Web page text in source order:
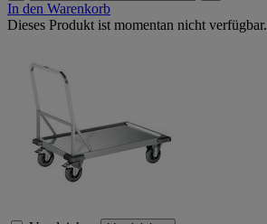
In den Warenkorb
Dieses Produkt ist momentan nicht verfügbar.